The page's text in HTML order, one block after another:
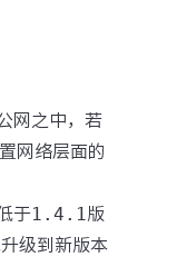
网之中，若
网络层面的
于1.4.1版
级到新版本